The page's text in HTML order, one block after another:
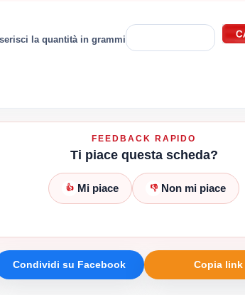
la quantità in grammi
FEEDBACK RAPIDO
Ti piace questa scheda?
👍 Mi piace 👎 Non mi piace
Condividi su Facebook Copia link